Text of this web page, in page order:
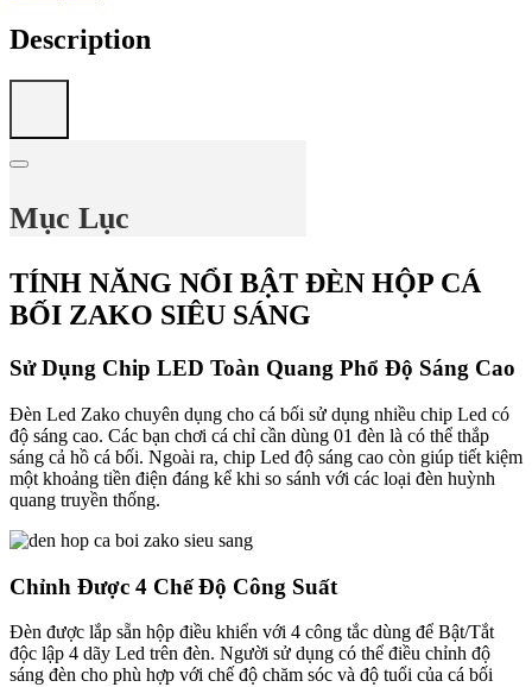
Description
Mục Lục
TÍNH NĂNG NỔI BẬT ĐÈN HỘP CÁ
BỐI ZAKO SIÊU SÁNG
Sử Dụng Chip LED Toàn Quang Phổ Độ Sáng Cao
Đèn Led Zako chuyên dụng cho cá bối sử dụng nhiều chip Led có
độ sáng cao. Các bạn chơi cá chỉ cần dùng 01 đèn là có thể thắp
sáng cả hồ cá bối. Ngoài ra, chip Led độ sáng cao còn giúp tiết kiệm
một khoảng tiền điện đáng kể khi so sánh với các loại đèn huỳnh
quang truyền thống.
Chỉnh Được 4 Chế Độ Công Suất
Đèn được lắp sẵn hộp điều khiển với 4 công tắc dùng để Bật/Tắt
độc lập 4 dãy Led trên đèn. Người sử dụng có thể điều chỉnh độ
sáng đèn cho phù hợp với chế độ chăm sóc và độ tuổi của cá bối